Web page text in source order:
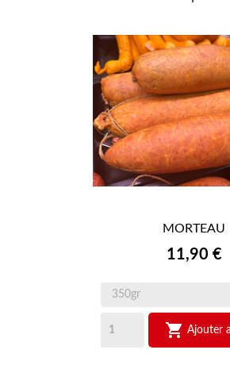
APERÇU
MORTEAU
Prix
11,90 €
 Ajouter